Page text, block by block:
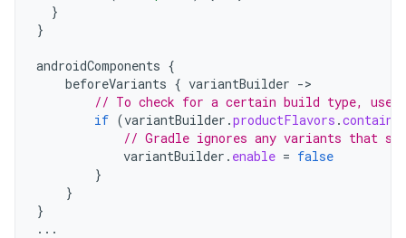
}
}
androidComponents {
beforeVariants { variantBuilder ->
// To check for a certain build type, use
if (variantBuilder .productFlavors .
// Gradle ignores any variants that
variantBuilder . enable = false
}
}
}
...